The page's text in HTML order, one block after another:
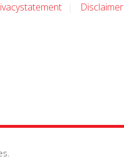
Disclaimer